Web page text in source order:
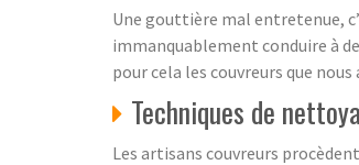
Une gouttière mal entretenue,
immanquablement conduire à
pour cela les couvreurs que
Techniques de
Les artisans couvreurs